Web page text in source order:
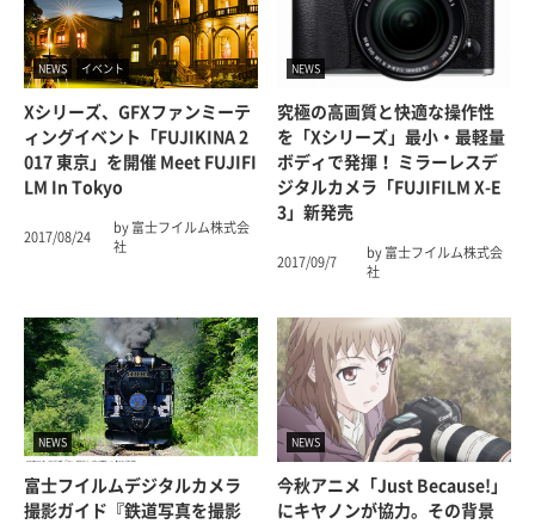
NEWS イベント
Xシリーズ、GFXファンミーテ
ィングイベント「FUJIKINA 2
017 東京」を開催 Meet FUJIFI
LM In Tokyo
2017/08/24
by 富士フイルム株式会
社
NEWS
究極の高画質と快適な操作性
を「Xシリーズ」最小・最軽量
ボディで発揮！ ミラーレスデ
ジタルカメラ「FUJIFILM X-E
3」新発売
2017/09/7
by 富士フイルム株式会
社
NEWS
富士フイルムデジタルカメラ
撮影ガイド『鉄道写真を撮影
NEWS
今秋アニメ「Just Because!」
にキヤノンが協力。その背景